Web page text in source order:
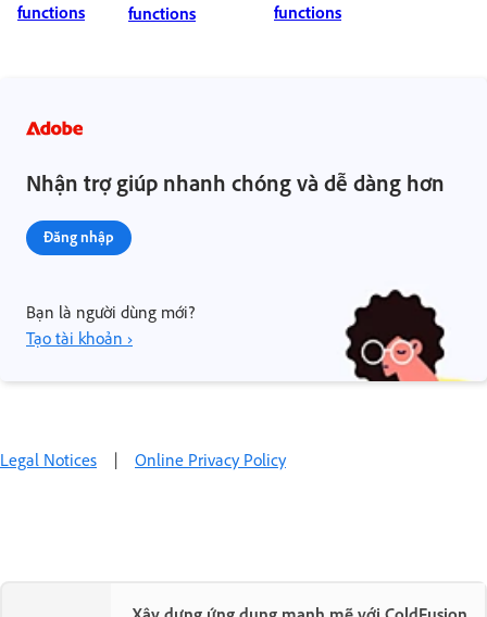
functions
functions
functions
Nhận trợ giúp nhanh chóng và dễ dàng hơn
Đăng nhập
Bạn là người dùng mới?
Tạo tài khoản ›
Legal Notices | Online Privacy Policy